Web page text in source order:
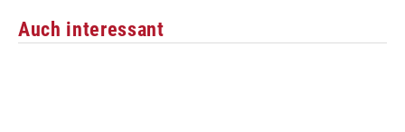
Auch interessant